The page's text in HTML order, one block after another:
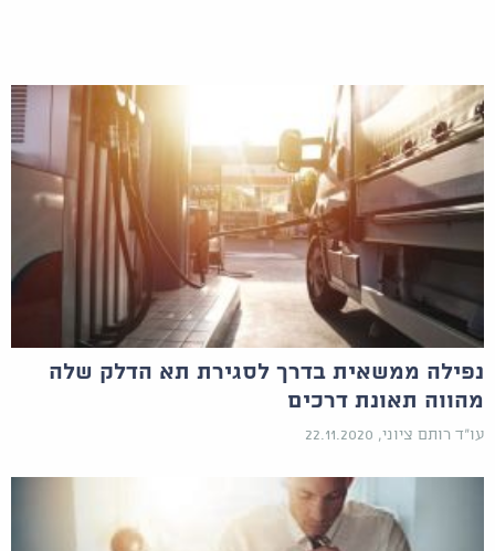
נפילה ממשאית בדרך לסגירת תא הדלק שלה
מהווה תאונת דרכים
עו"ד רותם ציוני, 22.11.2020